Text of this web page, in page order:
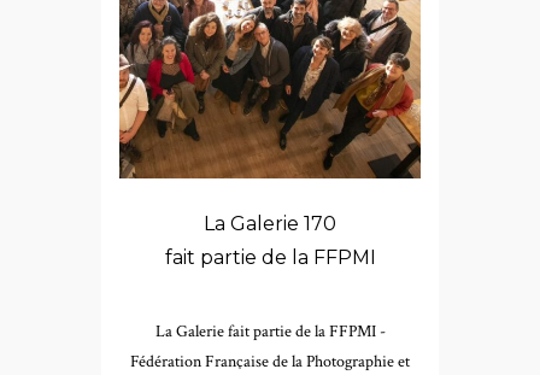
La Galerie 170
fait partie de la FFPMI
La Galerie fait partie de la FFPMI -
Fédération Française de la Photographie et